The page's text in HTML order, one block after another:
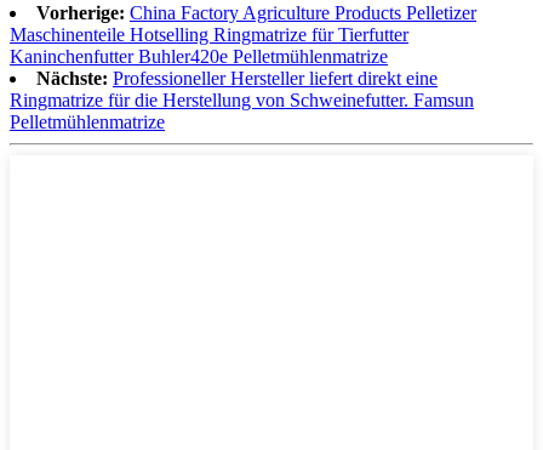
Vorherige: China Factory Agriculture Products Pelletizer
Maschinenteile Hotselling Ringmatrize für Tierfutter
Kaninchenfutter Buhler420e Pelletmühlenmatrize
Nächste: Professioneller Hersteller liefert direkt eine
Ringmatrize für die Herstellung von Schweinefutter. Famsun
Pelletmühlenmatrize